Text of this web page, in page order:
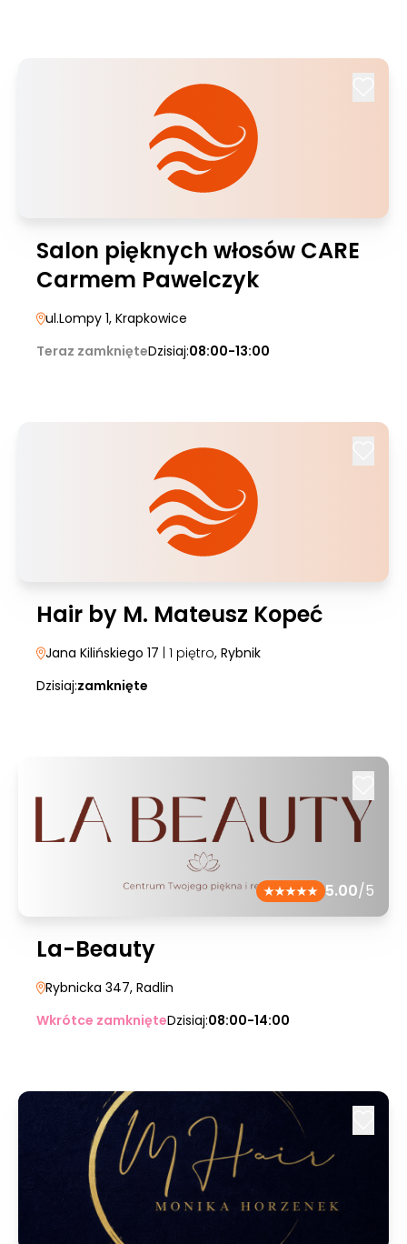
Salon pięknych włosów CARE
Carmem Pawelczyk
ul.Lompy 1, Krapkowice
Teraz zamknięteDzisiaj:08:00-13:00
Hair by M. Mateusz Kopeć
Jana Kilińskiego 17 | 1 piętro, Rybnik
Dzisiaj:zamknięte
5.00/5
La-Beauty
Rybnicka 347, Radlin
Wkrótce zamknięteDzisiaj:08:00-14:00